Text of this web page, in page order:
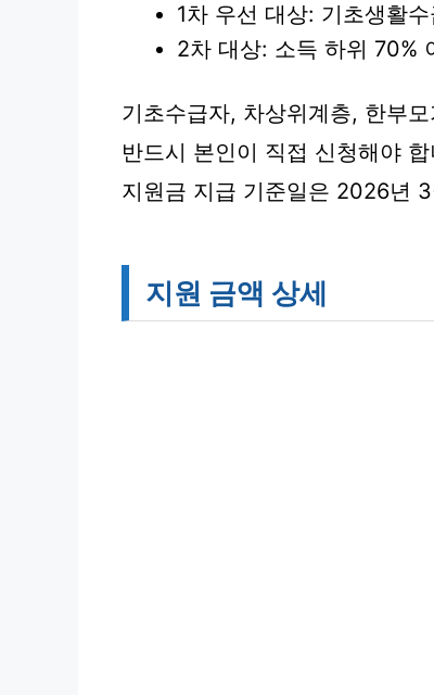
1차 우선 대상: 기초생활
2차 대상: 소득 하위 70%
기초수급자, 차상위계층, 한부
반드시 본인이 직접 신청해야 합
지원금 지급 기준일은 2026년
지원 금액 상세